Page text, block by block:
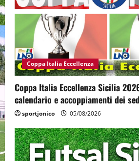
Coppa Italia Eccellenza
Coppa Italia Eccellenza Sicilia
calendario e accoppiamenti dei
sportjonico 05/08/2026